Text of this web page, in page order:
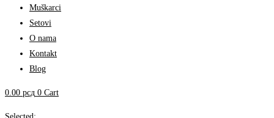
Muškarci
Setovi
O nama
Kontakt
Blog
0.00 рсд 0 Cart